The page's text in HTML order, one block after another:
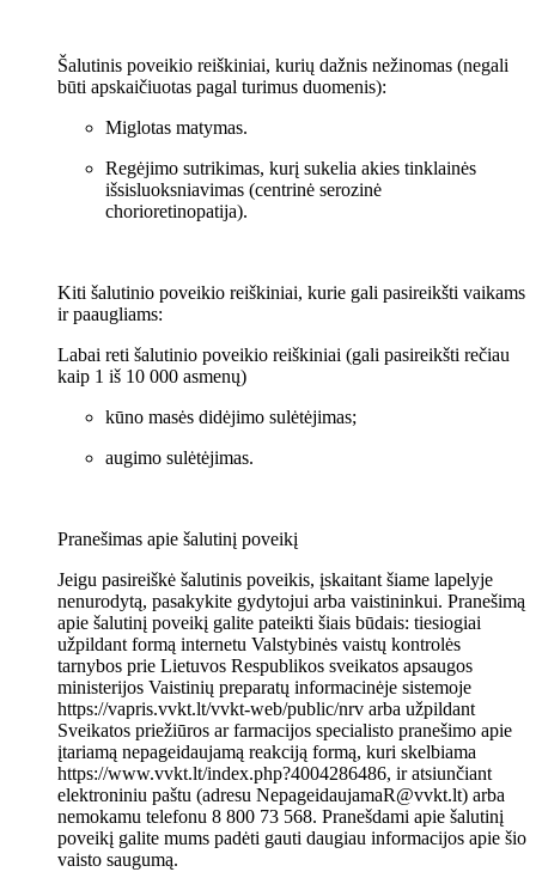
Šalutinis poveikio reiškiniai, kurių dažnis nežinomas (negali
būti apskaičiuotas pagal turimus duomenis):
Miglotas matymas.
Regėjimo sutrikimas, kurį sukelia akies tinklainės
išsisluoksniavimas (centrinė serozinė
chorioretinopatija).
Kiti šalutinio poveikio reiškiniai, kurie gali pasireikšti vaikams
ir paaugliams:
Labai reti šalutinio poveikio reiškiniai (gali pasireikšti rečiau
kaip 1 iš 10 000 asmenų)
kūno masės didėjimo sulėtėjimas;
augimo sulėtėjimas.
Pranešimas apie šalutinį poveikį
Jeigu pasireiškė šalutinis poveikis, įskaitant šiame lapelyje
nenurodytą, pasakykite gydytojui arba vaistininkui. Pranešimą
apie šalutinį poveikį galite pateikti šiais būdais: tiesiogiai
užpildant formą internetu Valstybinės vaistų kontrolės
tarnybos prie Lietuvos Respublikos sveikatos apsaugos
ministerijos Vaistinių preparatų informacinėje sistemoje
https://vapris.vvkt.lt/vvkt-web/public/nrv arba užpildant
Sveikatos priežiūros ar farmacijos specialisto pranešimo apie
įtariamą nepageidaujamą reakciją formą, kuri skelbiama
https://www.vvkt.lt/index.php?4004286486, ir atsiunčiant
elektroniniu paštu (adresu NepageidaujamaR@vvkt.lt) arba
nemokamu telefonu 8 800 73 568. Pranešdami apie šalutinį
poveikį galite mums padėti gauti daugiau informacijos apie šio
vaisto saugumą.